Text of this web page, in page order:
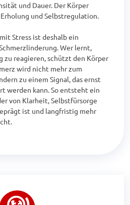
und Dauer. Der Körper
und Selbstregulation.
Stress ist deshalb ein
Wer lernt,
zu reagieren, schützt den Körper
wird nicht mehr zum
zu einem Signal, das ernst
werden kann. So entsteht ein
von Klarheit, Selbstfürsorge
ist und langfristig mehr